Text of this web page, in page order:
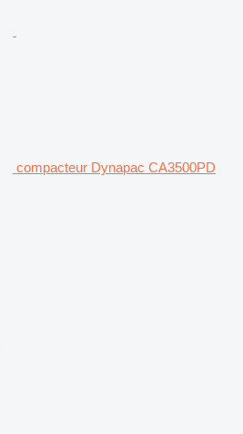
compacteur Dynapac CA3500PD